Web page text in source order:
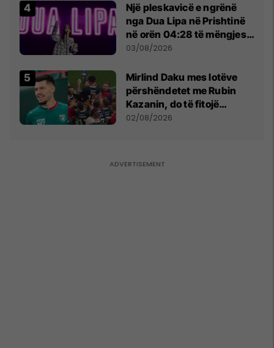
Një pleskavicë e ngrënë
nga Dua Lipa në Prishtinë
në orën 04:28 të mëngjesit
- dhe bota digjitale serbe
03/08/2026
Mirlind Daku mes lotëve
përshëndetet me Rubin
Kazanin, do të fitojë
miliona te Spartak Moska
02/08/2026